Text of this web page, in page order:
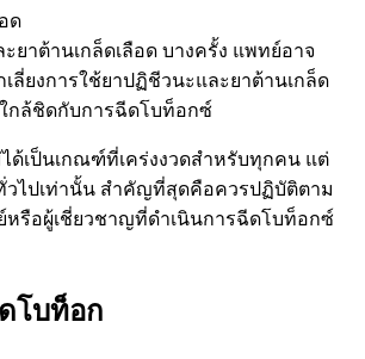
ด
ยาต้านเกล็ดเลือด บางครั้ง แพทย์อาจ
ลี่ยงการใช้ยาปฏิชีวนะและยาต้านเกล็ด
กล้ชิดกับการฉีดโบท็อกซ์
ด้เป็นเกณฑ์ที่เคร่งงวดสำหรับทุกคน แต่
วไปเท่านั้น สำคัญที่สุดคือควรปฏิบัติตาม
รือผู้เชี่ยวชาญที่ดำเนินการฉีดโบท็อกซ์
โบท็อก